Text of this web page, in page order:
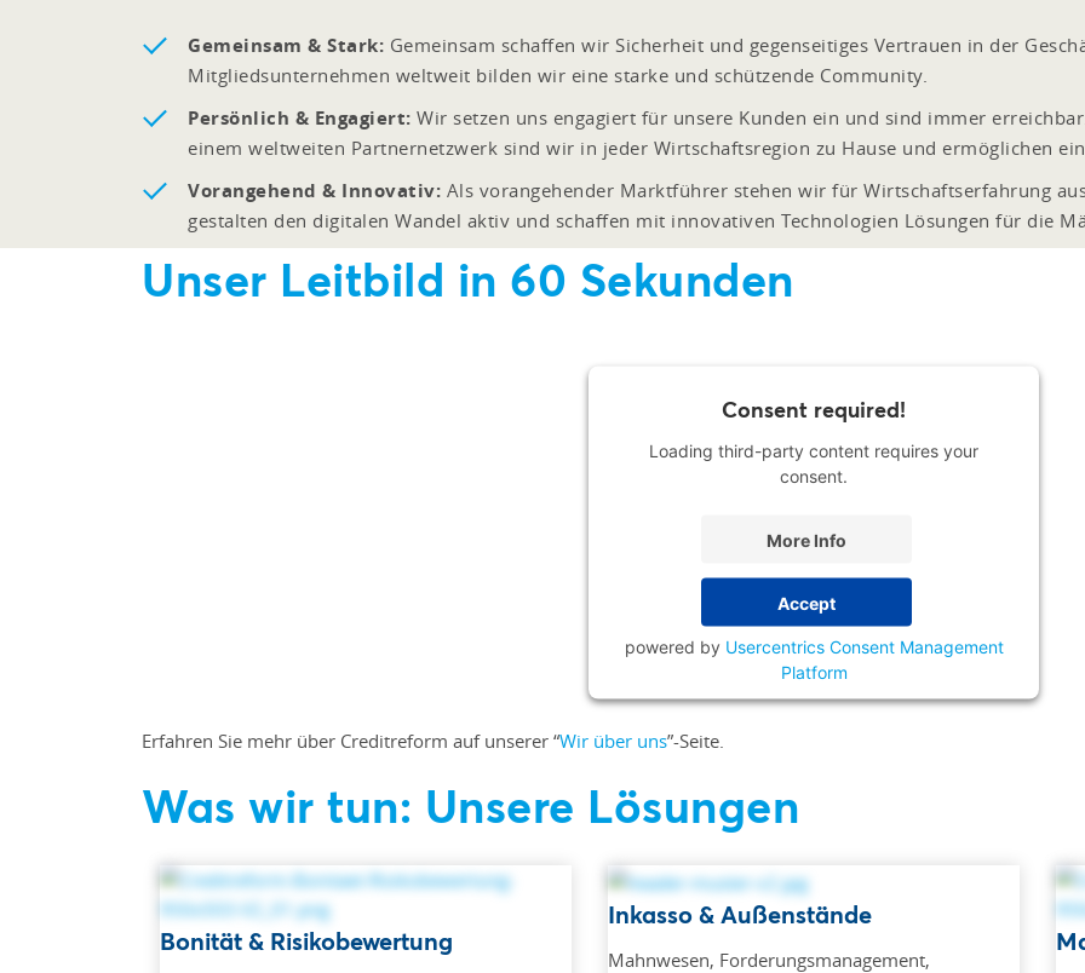
Gemeinsam & Stark: Gemeinsam schaffen wir Sicherheit und gegenseitiges Vertrauen in der
Mitgliedsunternehmen weltweit bilden wir eine starke und schützende Community.
Persönlich & Engagiert: Wir setzen uns engagiert für unsere Kunden ein und sind immer
einem weltweiten Partnernetzwerk sind wir in jeder Wirtschaftsregion zu Hause und ermöglichen
Vorangehend & Innovativ: Als vorangehender Marktführer stehen wir für Wirtschaftserfahrung
gestalten den digitalen Wandel aktiv und schaffen mit innovativen Technologien Lösungen für die
Unser Leitbild in 60 Sekunden
Consent required!
Loading third-party content requires your
consent.
More Info
Accept
powered by Usercentrics Consent Management
Platform
Erfahren Sie mehr über Creditreform auf unserer “Wir über uns”-Seite.
Was wir tun: Unsere Lösungen
Bonität & Risikobewertung
Inkasso & Außenstände
Mahnwesen, Forderungsmanagement,